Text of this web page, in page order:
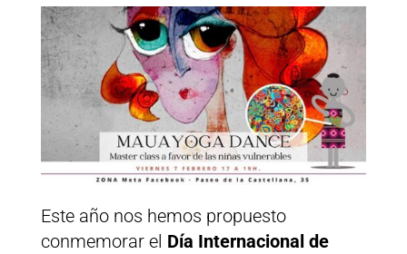
Este año nos hemos propuesto
conmemorar el Día Internacional de